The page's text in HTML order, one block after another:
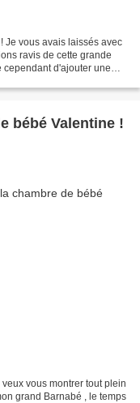
Je vous avais laissés avec
ravis de cette grande
cependant d'ajouter une
bébé Valentine !
vous montrer tout plein
grand Barnabé , le temps